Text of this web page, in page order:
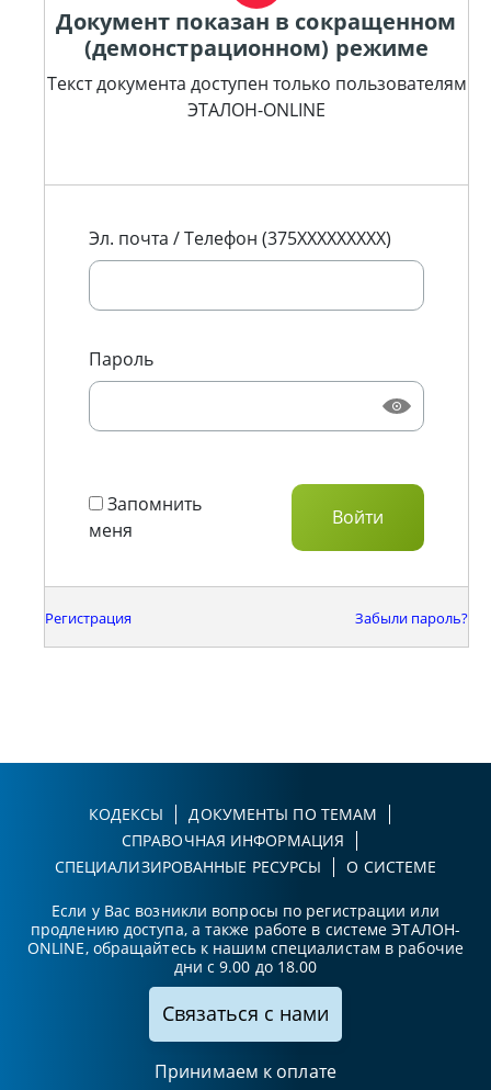
Документ показан в сокращенном
(демонстрационном) режиме
Текст документа доступен только пользователям
ЭТАЛОН-ONLINE
Эл. почта / Телефон (375XXXXXXXXX)
Пароль
Запомнить
меня
Регистрация Забыли пароль?
КОДЕКСЫ
ДОКУМЕНТЫ ПО ТЕМАМ
СПРАВОЧНАЯ ИНФОРМАЦИЯ
СПЕЦИАЛИЗИРОВАННЫЕ РЕСУРСЫ
О СИСТЕМЕ
Если у Вас возникли вопросы по регистрации или
продлению доступа, а также работе в системе ЭТАЛОН-
ONLINE, обращайтесь к нашим специалистам в рабочие
дни с 9.00 до 18.00
Связаться с нами
Принимаем к оплате